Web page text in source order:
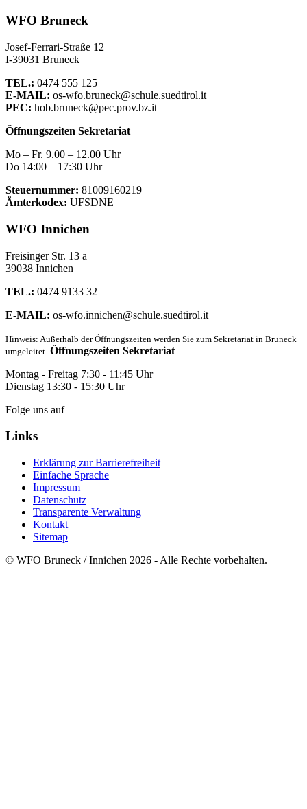
WFO Bruneck
Josef-Ferrari-Straße 12
I-39031 Bruneck
TEL.: 0474 555 125
E-MAIL: os-wfo.bruneck@schule.suedtirol.it
PEC: hob.bruneck@pec.prov.bz.it
Öffnungszeiten Sekretariat
Mo – Fr. 9.00 – 12.00 Uhr
Do 14:00 – 17:30 Uhr
Steuernummer: 81009160219
Ämterkodex: UFSDNE
WFO Innichen
Freisinger Str. 13 a
39038 Innichen
TEL.: 0474 9133 32
E-MAIL: os-wfo.innichen@schule.suedtirol.it
Hinweis: Außerhalb der Öffnungszeiten werden Sie zum Sekretariat in Bruneck
umgeleitet. Öffnungszeiten Sekretariat
Montag - Freitag 7:30 - 11:45 Uhr
Dienstag 13:30 - 15:30 Uhr
Folge uns auf
Links
Erklärung zur Barrierefreiheit
Einfache Sprache
Impressum
Datenschutz
Transparente Verwaltung
Kontakt
Sitemap
© WFO Bruneck / Innichen 2026 - Alle Rechte vorbehalten.